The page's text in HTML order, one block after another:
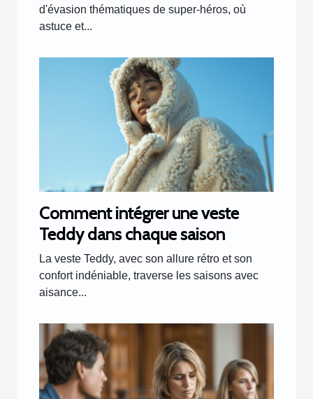
d'évasion thématiques de super-héros, où
astuce et...
Comment intégrer une veste
Teddy dans chaque saison
La veste Teddy, avec son allure rétro et son
confort indéniable, traverse les saisons avec
aisance...